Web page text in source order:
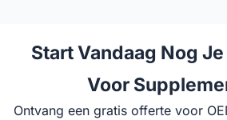
Start Vandaag Nog
Voor
Ontvang een gratis offerte voor